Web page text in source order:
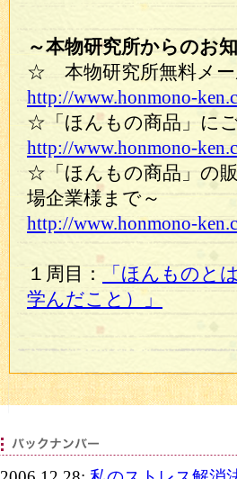
～本物研究所からのお
☆ 本物研究所無料メー
http://www.honmono-
☆「ほんもの商品」に
http://www.honmono-
☆「ほんもの商品」の
場企業様まで～
http://www.honmono-
１周目：
「ほんものと
学んだこと）」